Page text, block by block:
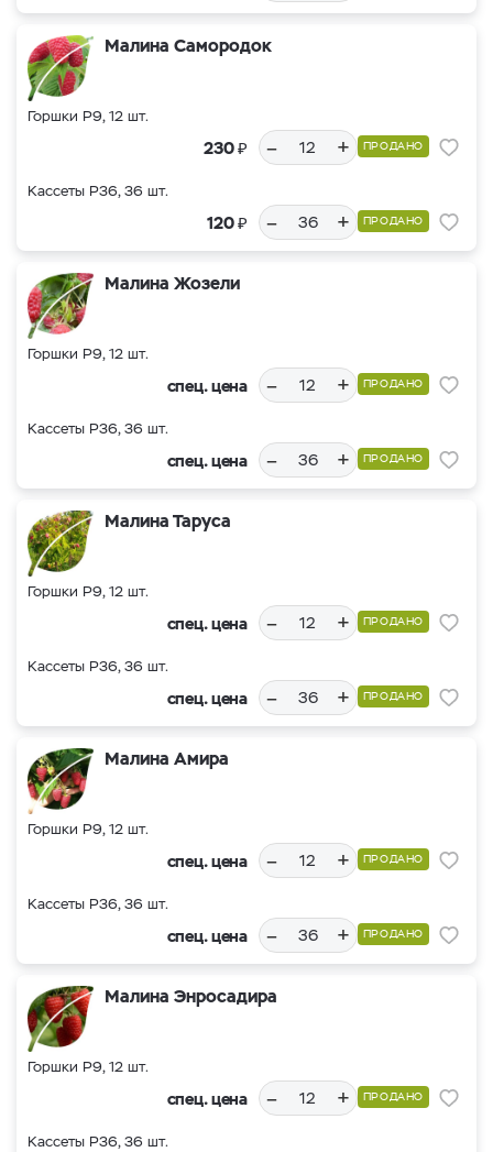
Малина Самородок
Горшки Р9, 12 шт.
230₽ – + ПРОДАНО
Кассеты Р36, 36 шт.
120₽ – + ПРОДАНО
Малина Жозели
Горшки Р9, 12 шт.
спец. цена – + ПРОДАНО
Кассеты Р36, 36 шт.
спец. цена – + ПРОДАНО
Малина Таруса
Горшки Р9, 12 шт.
спец. цена – + ПРОДАНО
Кассеты Р36, 36 шт.
спец. цена – + ПРОДАНО
Малина Амира
Горшки Р9, 12 шт.
спец. цена – + ПРОДАНО
Кассеты Р36, 36 шт.
спец. цена – + ПРОДАНО
Малина Энросадира
Горшки Р9, 12 шт.
спец. цена – + ПРОДАНО
Кассеты Р36, 36 шт.